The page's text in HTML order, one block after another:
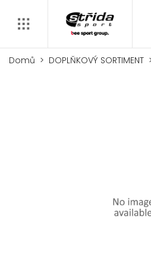
Domů DOPLŇKOVÝ SORTIMENT